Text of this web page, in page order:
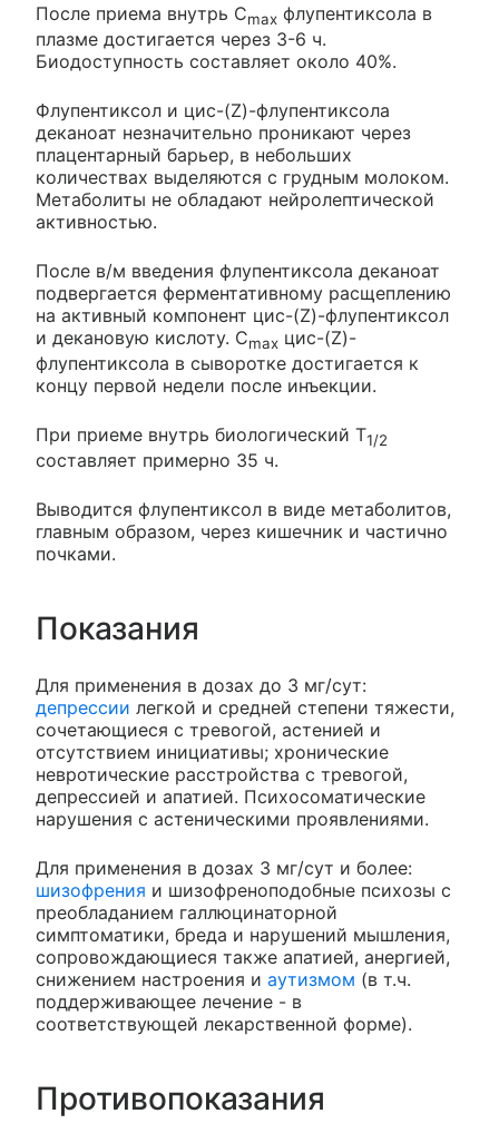
После приема внутрь Cmax флупентиксола в
плазме достигается через 3-6 ч.
Биодоступность составляет около 40%.
Флупентиксол и цис-(Z)-флупентиксола
деканоат незначительно проникают через
плацентарный барьер, в небольших
количествах выделяются с грудным молоком.
Метаболиты не обладают нейролептической
активностью.
После в/м введения флупентиксола деканоат
подвергается ферментативному расщеплению
на активный компонент цис-(Z)-флупентиксол
и декановую кислоту. Cmax цис-(Z)-
флупентиксола в сыворотке достигается к
концу первой недели после инъекции.
При приеме внутрь биологический T1/2
составляет примерно 35 ч.
Выводится флупентиксол в виде метаболитов,
главным образом, через кишечник и частично
почками.
Показания
Для применения в дозах до 3 мг/сут:
депрессии легкой и средней степени тяжести,
сочетающиеся с тревогой, астенией и
отсутствием инициативы; хронические
невротические расстройства с тревогой,
депрессией и апатией. Психосоматические
нарушения с астеническими проявлениями.
Для применения в дозах 3 мг/сут и более:
шизофрения и шизофреноподобные психозы с
преобладанием галлюцинаторной
симптоматики, бреда и нарушений мышления,
сопровождающиеся также апатией, анергией,
снижением настроения и аутизмом (в т.ч.
поддерживающее лечение - в
соответствующей лекарственной форме).
Противопоказания